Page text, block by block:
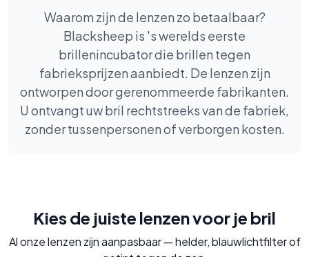
Waarom zijn de lenzen zo betaalbaar?
Blacksheep is 's werelds eerste
brillenincubator die brillen tegen
fabrieksprijzen aanbiedt. De lenzen zijn
ontworpen door gerenommeerde fabrikanten.
U ontvangt uw bril rechtstreeks van de fabriek,
zonder tussenpersonen of verborgen kosten.
Kies de juiste lenzen voor je bril
Al onze lenzen zijn aanpasbaar — helder, blauwlichtfilter of